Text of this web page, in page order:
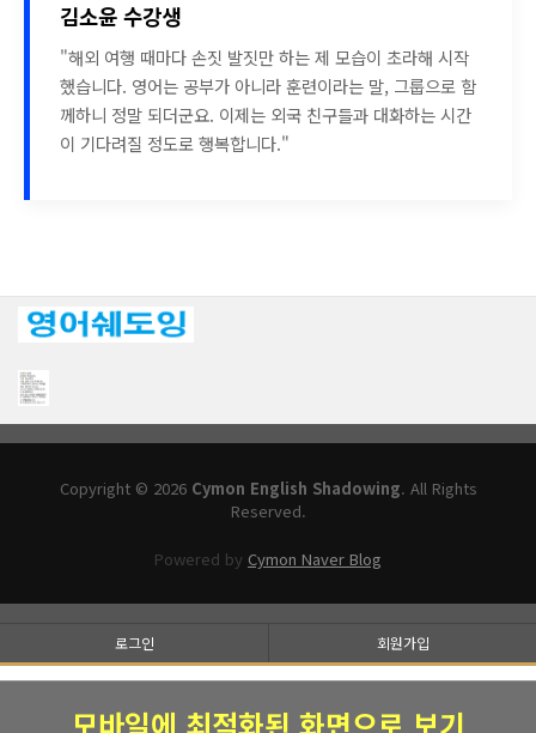
김소윤 수강생
"해외 여행 때마다 손짓 발짓만 하는 제 모습이 초라해 시작
했습니다. 영어는 공부가 아니라 훈련이라는 말, 그룹으로 함
께하니 정말 되더군요. 이제는 외국 친구들과 대화하는 시간
이 기다려질 정도로 행복합니다."
Copyright © 2026 Cymon English Shadowing. All Rights
Reserved.
Powered by Cymon Naver Blog
로그인 회원가입
모바일에 최적화된 화면으로 보기